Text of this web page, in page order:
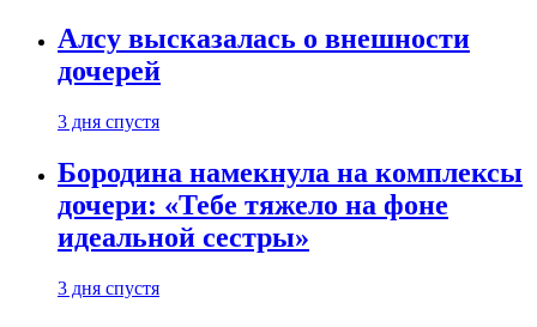
Алсу высказалась о внешности
дочерей
3 дня спустя
Бородина намекнула на комплексы
дочери: «Тебе тяжело на фоне
идеальной сестры»
3 дня спустя